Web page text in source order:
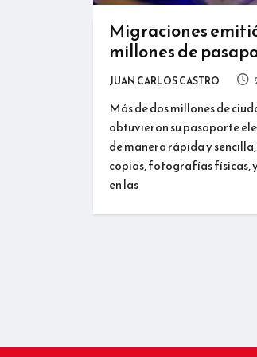
Migraciones
millones de
JUAN CARLOS CASTRO
Más de dos millones de
obtuvieron su pasaporte
de manera rápida y
copias, fotografías físicas,
en las